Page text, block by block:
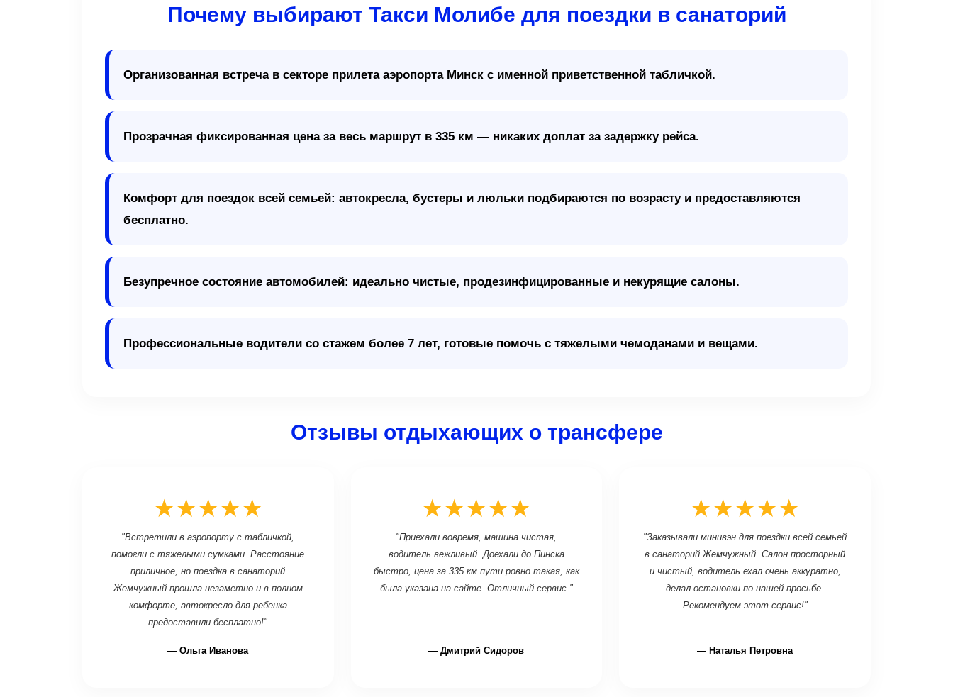
Почему выбирают Такси Молибе для поездки в санаторий
Организованная встреча в секторе прилета аэропорта Минск с именной приветственной табличкой.
Прозрачная фиксированная цена за весь маршрут в 335 км — никаких доплат за задержку рейса.
Комфорт для поездок всей семьей: автокресла, бустеры и люльки подбираются по возрасту и предоставляются
бесплатно.
Безупречное состояние автомобилей: идеально чистые, продезинфицированные и некурящие салоны.
Профессиональные водители со стажем более 7 лет, готовые помочь с тяжелыми чемоданами и вещами.
Отзывы отдыхающих о трансфере
★★★★★
"Встретили в аэропорту с табличкой,
помогли с тяжелыми сумками. Расстояние
приличное, но поездка в санаторий
Жемчужный прошла незаметно и в полном
комфорте, автокресло для ребенка
предоставили бесплатно!"
— Ольга Иванова
★★★★★
"Приехали вовремя, машина чистая,
водитель вежливый. Доехали до Пинска
быстро, цена за 335 км пути ровно такая, как
была указана на сайте. Отличный сервис."
— Дмитрий Сидоров
★★★★★
"Заказывали минивэн для поездки всей семьей
в санаторий Жемчужный. Салон просторный
и чистый, водитель ехал очень аккуратно,
делал остановки по нашей просьбе.
Рекомендуем этот сервис!"
— Наталья Петровна